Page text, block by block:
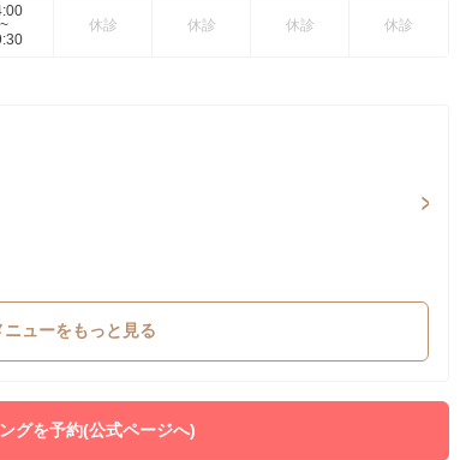
~
休診 休診 休診 休診
ニューをもっと見る
グを予約(公式ページへ)